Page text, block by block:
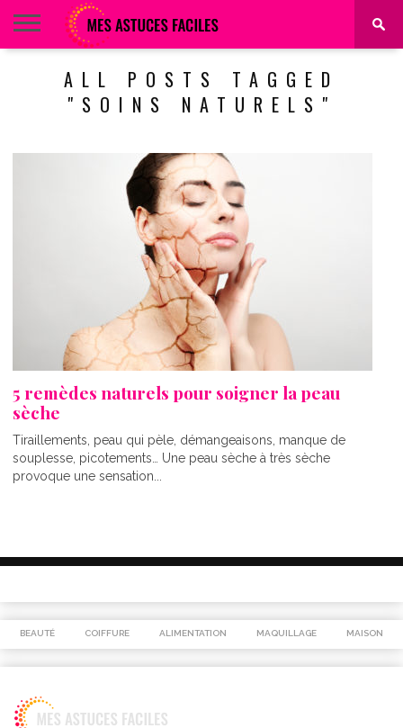
COIFFURE
ALIMENTATION
MAQUILLAGE
MAISONALL POSTS TAGGED
"SOINS NATURELS"
5 remèdes naturels pour soigner la peau
sèche
Tiraillements, peau qui pèle, démangeaisons, manque de
souplesse, picotements… Une peau sèche à très sèche
provoque une sensation...
BEAUTÉ COIFFURE ALIMENTATION MAQUILLAGE MAISON